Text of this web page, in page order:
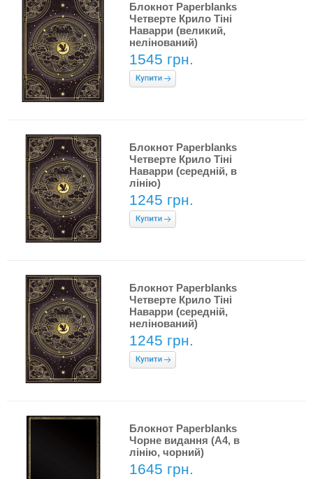
Блокнот Paperblanks
Четверте Крило Тіні
Наварри (великий,
нелінований)
1545 грн.
Блокнот Paperblanks
Четверте Крило Тіні
Наварри (середній, в
лінію)
1245 грн.
Блокнот Paperblanks
Четверте Крило Тіні
Наварри (середній,
нелінований)
1245 грн.
Блокнот Paperblanks
Чорне видання (А4, в
лінію, чорний)
1645 грн.